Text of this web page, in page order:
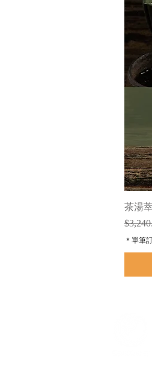
茶湯
一般
＊單筆